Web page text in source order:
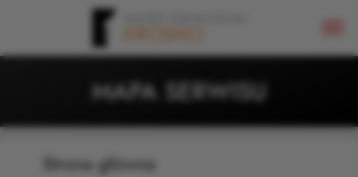
MAPA SERWISU
Strona główna